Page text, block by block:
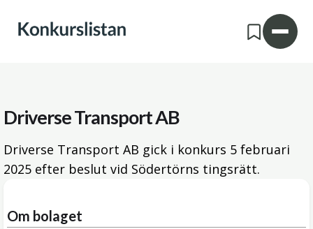
Driverse Transport AB
Driverse Transport AB gick i konkurs 5 februari
2025 efter beslut vid Södertörns tingsrätt.
Om bolaget